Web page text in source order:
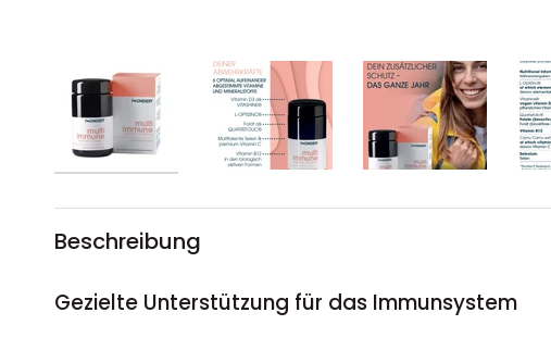
Beschreibung
Gezielte Unterstützung für das Immunsystem